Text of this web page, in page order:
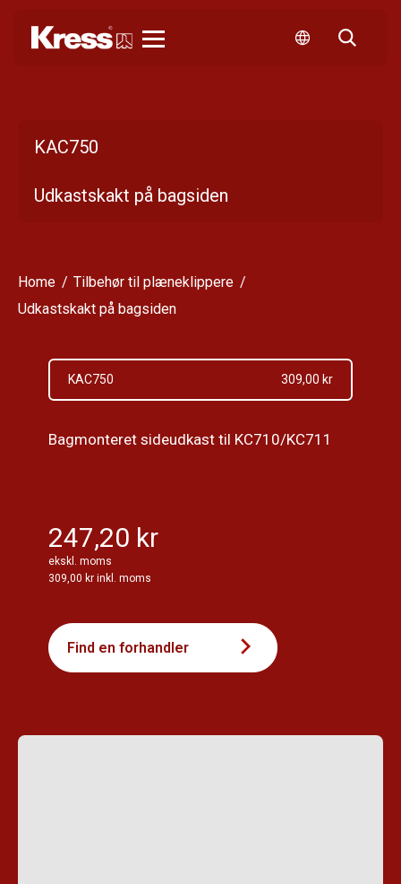
KAC750
Udkastskakt på bagsiden
Home
Tilbehør til plæneklippere
Udkastskakt på bagsiden
KAC750 309,00 kr
Bagmonteret sideudkast til KC710/KC711
247,20 kr
ekskl. moms
309,00 kr inkl. moms
Find en forhandler